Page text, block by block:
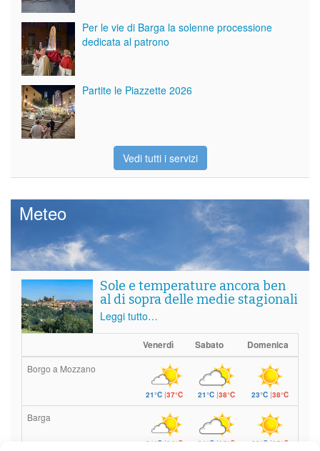
Per le vie di Barga la solenne processione
dedicata al patrono
Partite le Piazzette 2026
Vedi tutti i servizi
Meteo
Sole e temperature ancora ben
al di sopra delle medie stagionali
Leggi tutto…
Venerdì Sabato Domenica
Borgo a Mozzano
21°C|37°C 21°C|38°C 23°C |38°C
Barga
21°C|34°C 21°C|35°C 23°C |35°C